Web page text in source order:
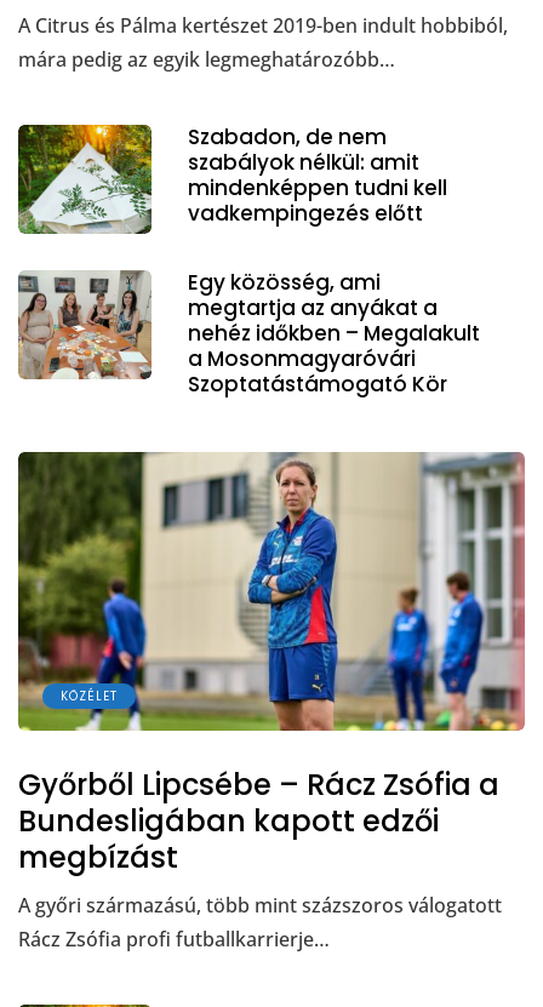
A Citrus és Pálma kertészet 2019-ben indult hobbiból,
mára pedig az egyik legmeghatározóbb…
Szabadon, de nem
szabályok nélkül: amit
mindenképpen tudni kell
vadkempingezés előtt
Egy közösség, ami
megtartja az anyákat a
nehéz időkben – Megalakult
a Mosonmagyaróvári
Szoptatástámogató Kör
KÖZÉLET
Győrből Lipcsébe – Rácz Zsófia a
Bundesligában kapott edzői
megbízást
A győri származású, több mint százszoros válogatott
Rácz Zsófia profi futballkarrierje…